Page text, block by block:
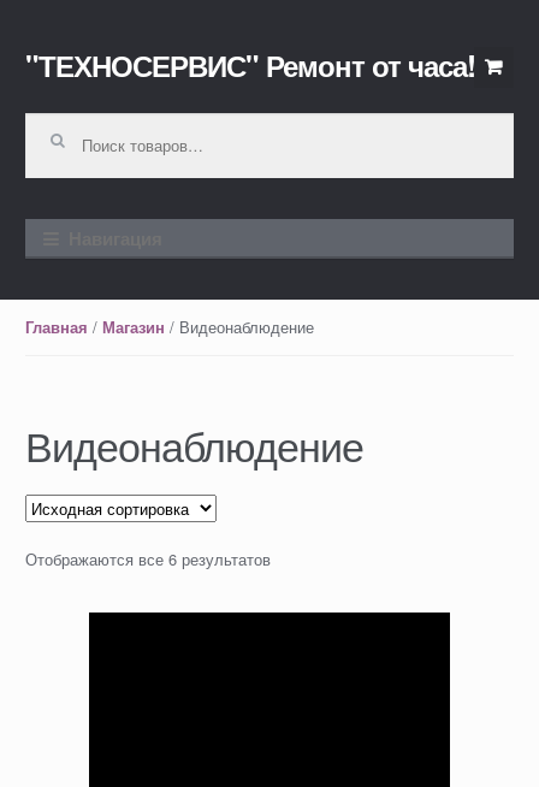
Перейти к навигации
Перейти к содержимому
"ТЕХНОСЕРВИС" Ремонт от часа!
Главная / Магазин / Видеонаблюдение
Видеонаблюдение
Отображаются все 6 результатов